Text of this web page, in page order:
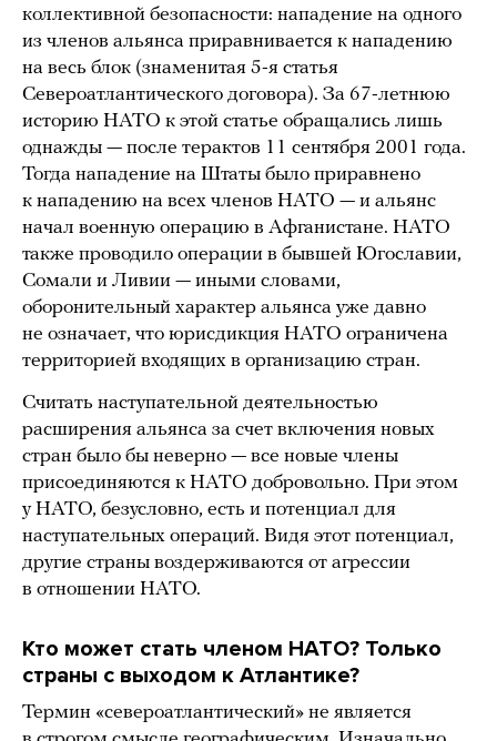
коллективной безопасности: нападение на одного
из членов альянса приравнивается к нападению
на весь блок (знаменитая 5-я статья
Североатлантического договора). За 67-летнюю
историю НАТО к этой статье обращались лишь
однажды — после терактов 11 сентября 2001 года.
Тогда нападение на Штаты было приравнено
к нападению на всех членов НАТО — и альянс
начал военную операцию в Афганистане. НАТО
также проводило операции в бывшей Югославии,
Сомали и Ливии — иными словами,
оборонительный характер альянса уже давно
не означает, что юрисдикция НАТО ограничена
территорией входящих в организацию стран.
Считать наступательной деятельностью
расширения альянса за счет включения новых
стран было бы неверно — все новые члены
присоединяются к НАТО добровольно. При этом
у НАТО, безусловно, есть и потенциал для
наступательных операций. Видя этот потенциал,
другие страны воздерживаются от агрессии
в отношении НАТО.
Кто может стать членом НАТО? Только
страны с выходом к Атлантике?
Термин «североатлантический» не является